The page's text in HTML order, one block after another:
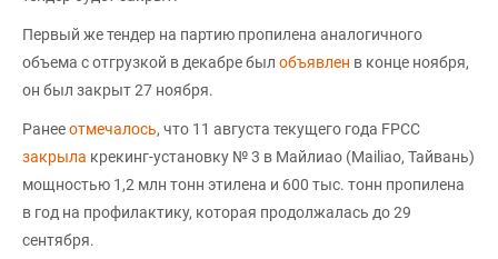
Первый же тендер на партию пропилена аналогичного
объема с отгрузкой в декабре был объявлен в конце ноября,
он был закрыт 27 ноября.
Ранееотмечалось, что 11 августа текущего года FPCC
закрыла крекинг-установку № 3 в Майлиао (Mailiao, Тайвань)
мощностью 1,2 млн тонн этилена и 600 тыс. тонн пропилена
в год на профилактику, которая продолжалась до 29
сентября.